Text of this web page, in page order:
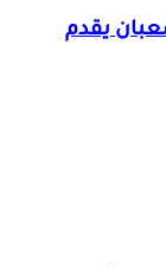
يقدم